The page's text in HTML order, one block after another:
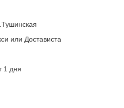
или Достависта
1 дня